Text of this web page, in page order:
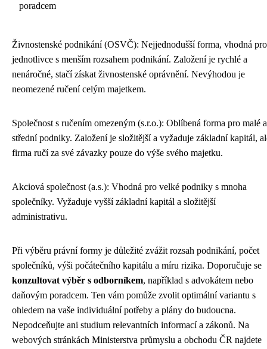
poradcem
Živnostenské podnikání (OSVČ): Nejjednodušší forma, vhodná pro
jednotlivce s menším rozsahem podnikání. Založení je rychlé a
nenáročné, stačí získat živnostenské oprávnění. Nevýhodou je
neomezené ručení celým majetkem.
Společnost s ručením omezeným (s.r.o.): Oblíbená forma pro malé a
střední podniky. Založení je složitější a vyžaduje základní kapitál,
firma ručí za své závazky pouze do výše svého majetku.
Akciová společnost (a.s.): Vhodná pro velké podniky s mnoha
společníky. Vyžaduje vyšší základní kapitál a složitější
administrativu.
Při výběru právní formy je důležité zvážit rozsah podnikání, počet
společníků, výši počátečního kapitálu a míru rizika. Doporučuje se
konzultovat výběr s odborníkem, například s advokátem nebo
daňovým poradcem. Ten vám pomůže zvolit optimální variantu s
ohledem na vaše individuální potřeby a plány do budoucna.
Nepodceňujte ani studium relevantních informací a zákonů. Na
webových stránkách Ministerstva průmyslu a obchodu ČR najdete